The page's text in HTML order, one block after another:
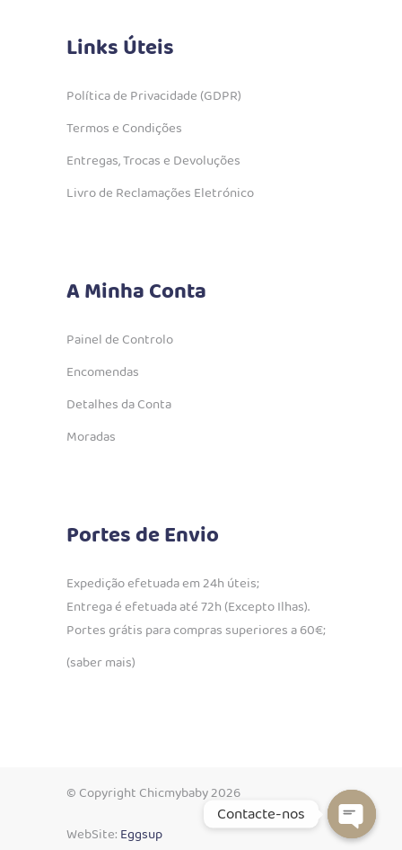
Links Úteis
Política de Privacidade (GDPR)
Termos e Condições
Entregas, Trocas e Devoluções
Livro de Reclamações Eletrónico
A Minha Conta
Painel de Controlo
Encomendas
Detalhes da Conta
Moradas
Portes de Envio
Expedição efetuada em 24h úteis;
Entrega é efetuada até 72h (Excepto Ilhas).
Portes grátis para compras superiores a 60€;
(saber mais)
© Copyright Chicmybaby 2026
WebSite: Eggsup
Contacte-nos